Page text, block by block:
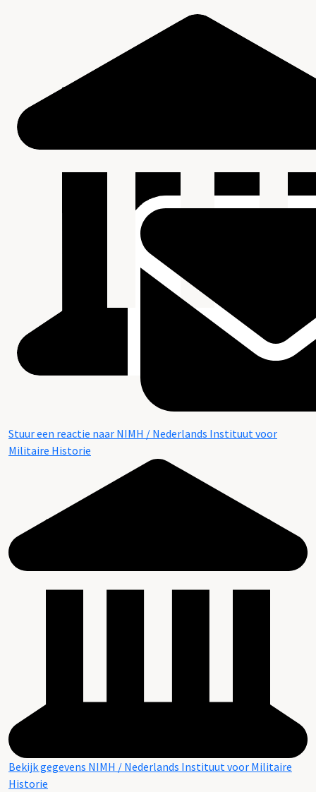
Stuur een reactie naar NIMH / Nederlands Instituut voor
Militaire Historie
Bekijk gegevens NIMH / Nederlands Instituut voor Militaire
Historie